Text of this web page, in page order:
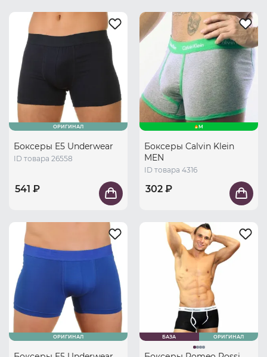
ОРИГИНАЛ
Боксеры E5 Underwear
ID товара 26558
541 ₽
M
Боксеры Calvin Klein
MEN
ID товара 4316
302 ₽
ОРИГИНАЛ БАЗА ОРИГИНАЛ